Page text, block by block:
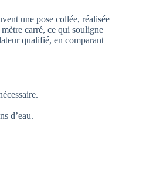
une pose collée, réalisée
carré, ce qui souligne
qualifié, en comparant
d’eau.